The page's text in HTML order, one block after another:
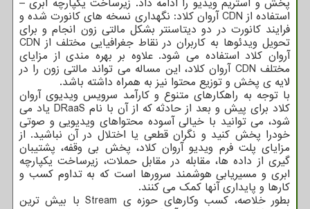
استفاده از CDN آروان کلاد: نگهداری نسخه های کانورت شده و
فرایند کانورت در دو دیتاسنتر بشکل مالتی زون انجام و برای
تحویل ویدئوها به کاربران در نقاط جغرافیایی مختلف از CDN
آروان کلاد استفاده می شود. علاوه بر بهره مندی از مزایای
مختلف CDN آروان کلاد، این مساله می تواند مالتی زون را در
لایه ی پخش و توزیع محتوا نیز به همراه داشته باشد.
با توجه به راهکارهای متنوع و کارآمد سرویس ویدیوی آروان
کلاد برای پیش و بعد از حادثه که از آن با نام DRaaS یاد می
شود، می توانید با خیالی آسوده محتواهای ویدیویی و صوتی
خودرا پخش کنید و نگران قطعی یا اختلال در آن نباشید. از
مزایای پلت فرم ویدیو آروان کلاد، پخش بی وقفه، پشتیبان
گیری از داده ها، مقابله در مقابل حملات، زیرساخت یکپارچه
ابری و مسیریابی هوشمند سرورها است که به تداوم کسب و
کارها و پایداری آنها کمک می کنند.
بطور خلاصه، کسب وکارهای حوزه ی Stream با بیش ترین